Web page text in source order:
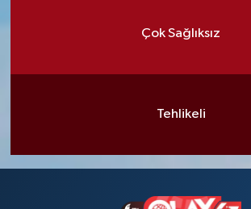
Çok Sağlıksız
Tehlikeli